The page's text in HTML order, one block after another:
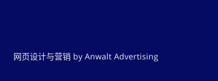
网页设计与营销 by Anwalt Advertising